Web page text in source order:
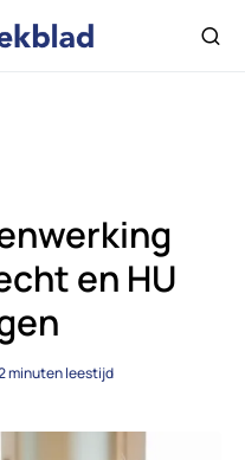
en HU
minuten leestijd